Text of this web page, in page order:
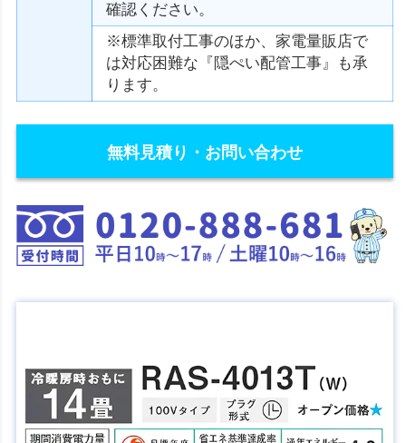
確認ください。
※標準取付工事のほか、家電量販店で
は対応困難な『隠ぺい配管工事』も承
ります。
無料見積り・お問い合わせ